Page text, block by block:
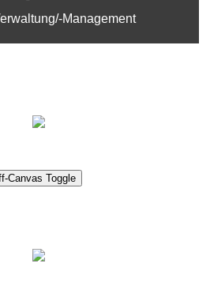
Management
Canvas Toggle